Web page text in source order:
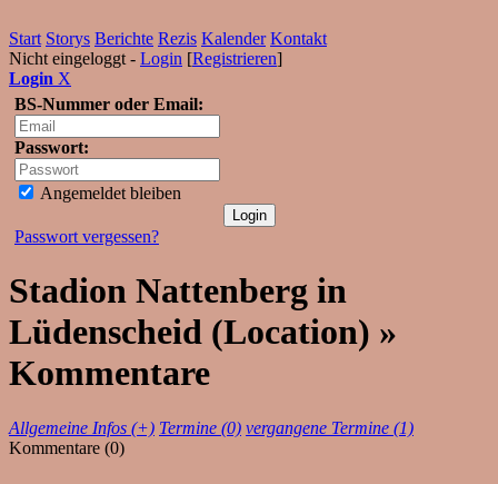
Start Storys Berichte Rezis Kalender Kontakt
Nicht eingeloggt - Login [Registrieren]
Login X
BS-Nummer oder Email:
Passwort:
Angemeldet bleiben
Passwort vergessen?
Stadion Nattenberg in
Lüdenscheid (Location) »
Kommentare
Allgemeine Infos (+) Termine (0) vergangene Termine (1)
Kommentare (0)